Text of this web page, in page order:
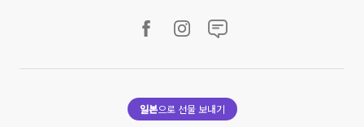
일본으로 선물 보내기